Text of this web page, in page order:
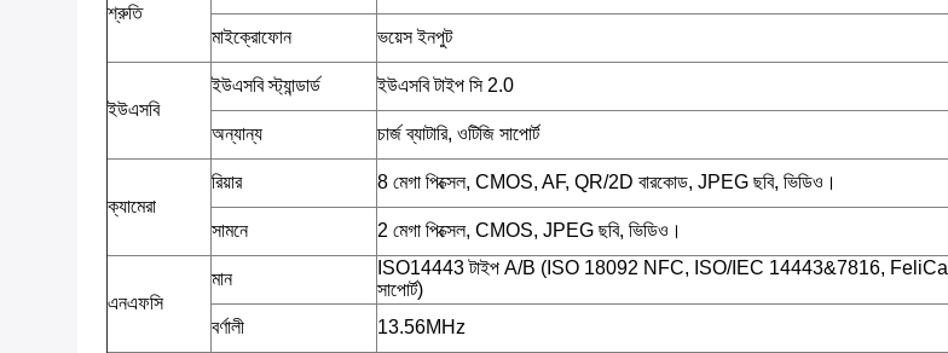
শ্রুতি
মাইক্রোফোন ভয়েস ইনপুট
ইউএসবি
ইউএসবি স্ট্যান্ডার্ড ইউএসবি টাইপ সি 2.0
অন্যান্য চার্জ ব্যাটারি, ওটিজি সাপোর্ট
ক্যামেরা
রিয়ার 8 মেগা পিক্সেল, CMOS, AF, QR/2D বারকোড, JPEG ছবি, ভিডিও।
সামনে 2 মেগা পিক্সেল, CMOS, JPEG ছবি, ভিডিও।
এনএফসি
মান
ISO14443 টাইপ A/B (ISO 18092 NFC, ISO/IEC 14443&7816, FeliCa
সাপোর্ট)
বর্ণালী
13.56MHz